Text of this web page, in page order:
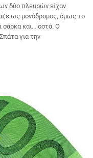
δύο πλευρών είχαν
ως μονόδρομος, όμως το
σάρκα και… οστά. Ο
για την